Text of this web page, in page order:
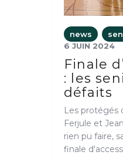
news
6 JUIN 2024
Finale
: les
défaits
Les protégés
Ferjule et
rien pu faire,
finale